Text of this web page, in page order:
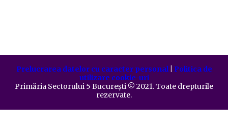
Prelucrarea datelor cu caracter personal| Politica de
utilizare cookie-uri
Primăria Sectorului 5 București ©️ 2021. Toate drepturile
rezervate.